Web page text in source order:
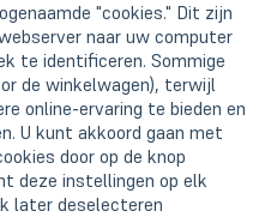
incl. BTW excl. verzending
"cookies." Dit zijn
naar uw computer
te identificeren. Sommige
de winkelwagen), terwijl
online-ervaring te bieden en
U kunt akkoord gaan met
door op de knop
deze instellingen op elk
later deselecteren